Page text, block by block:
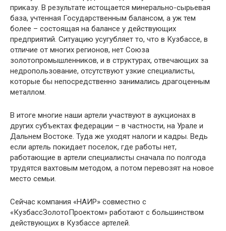
приказу. В результате истощается минерально-сырьевая
база, учтенная Государственным балансом, а уж тем
более – состоящая на балансе у действующих
предприятий. Ситуацию усугубляет то, что в Кузбассе, в
отличие от многих регионов, нет Союза
золотопромышленников, и в структурах, отвечающих за
недропользование, отсутствуют узкие специалисты,
которые бы непосредственно занимались драгоценным
металлом.
В итоге многие наши артели участвуют в аукционах в
других субъектах федерации – в частности, на Урале и
Дальнем Востоке. Туда же уходят налоги и кадры. Ведь
если артель покидает поселок, где работы нет,
работающие в артели специалисты сначала по полгода
трудятся вахтовым методом, а потом перевозят на новое
место семьи.
Сейчас компания «НАИР» совместно с
«КузбассЗолотоПроектом» работают с большинством
действующих в Кузбассе артелей.